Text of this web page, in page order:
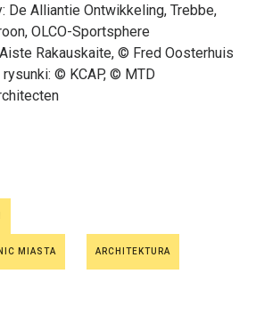
De Alliantie Ontwikkeling, Trebbe,
OLCO-Sportsphere
Rakauskaite, © Fred Oosterhuis
© KCAP, © MTD
MIASTA ARCHITEKTURA